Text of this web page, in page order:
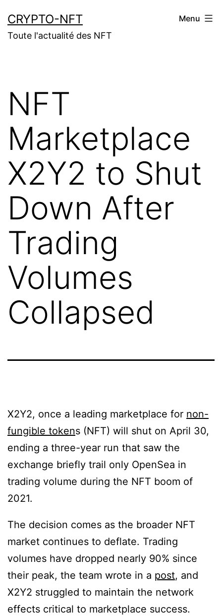
au
contenu
CRYPTO-NFT
Toute l'actualité des NFT
Menu
NFT
Marketplace
X2Y2 to Shut
Down After
Trading
Volumes
Collapsed
X2Y2, once a leading marketplace for non-
fungible tokens (NFT) will shut on April 30,
ending a three-year run that saw the
exchange briefly trail only OpenSea in
trading volume during the NFT boom of
2021.
The decision comes as the broader NFT
market continues to deflate. Trading
volumes have dropped nearly 90% since
their peak, the team wrote in a post, and
X2Y2 struggled to maintain the network
effects critical to marketplace success.